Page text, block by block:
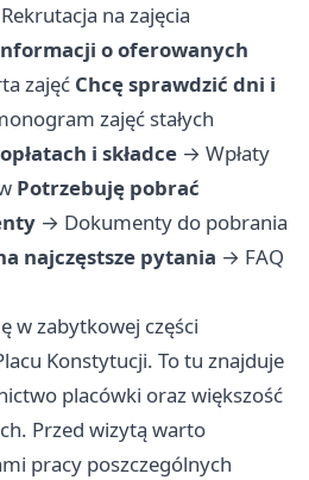
Rekrutacja na zajęcia
o oferowanych
zajęć Chcę sprawdzić dni i
zajęć stałych
i składce → Wpłaty
Potrzebuję pobrać
→ Dokumenty do pobrania
najczęstsze pytania → FAQ
w zabytkowej części
Konstytucji. To tu znajduje
placówki oraz większość
Przed wizytą warto
pracy poszczególnych